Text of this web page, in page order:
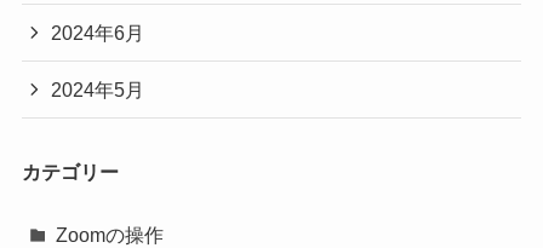
2024年6月
2024年5月
カテゴリー
Zoomの操作